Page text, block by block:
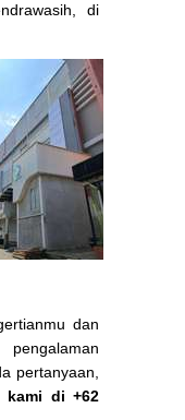
di
dan
pertanyaan,
kami di +62